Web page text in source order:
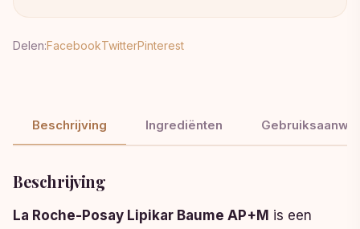
Delen:FacebookTwitterPinterest
Beschrijving Ingrediënten
Beschrijving
La Roche-Posay Lipikar Baume AP+M is een